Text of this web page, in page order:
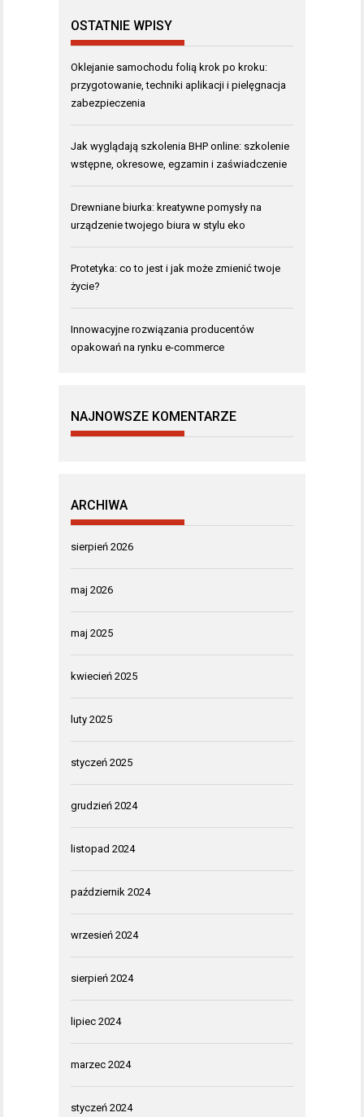
OSTATNIE WPISY
Oklejanie samochodu folią krok po kroku:
przygotowanie, techniki aplikacji i pielęgnacja
zabezpieczenia
Jak wyglądają szkolenia BHP online: szkolenie
wstępne, okresowe, egzamin i zaświadczenie
Drewniane biurka: kreatywne pomysły na
urządzenie twojego biura w stylu eko
Protetyka: co to jest i jak może zmienić twoje
życie?
Innowacyjne rozwiązania producentów
opakowań na rynku e-commerce
NAJNOWSZE KOMENTARZE
ARCHIWA
sierpień 2026
maj 2026
maj 2025
kwiecień 2025
luty 2025
styczeń 2025
grudzień 2024
listopad 2024
październik 2024
wrzesień 2024
sierpień 2024
lipiec 2024
marzec 2024
styczeń 2024